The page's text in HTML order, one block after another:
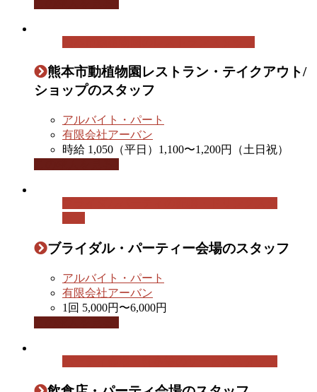
熊本市動植物園レストラン・テイクアウト/
ショップのスタッフ
アルバイト・パート
有限会社アーバン
時給 1,050（平日）1,100〜1,200円（土日祝）
ブライダル・パーティー会場のスタッフ
アルバイト・パート
有限会社アーバン
1回 5,000円〜6,000円